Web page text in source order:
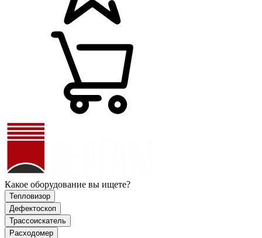
Какое оборудование вы ищете?
Тепловизор
Дефектоскоп
Трассоискатель
Расходомер